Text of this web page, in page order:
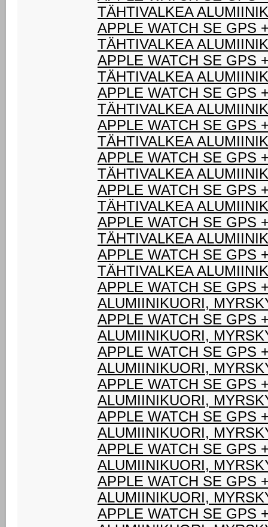
TÄHTIVALKEA
APPLE WATCH SE GPS
TÄHTIVALKEA
APPLE WATCH SE GPS
TÄHTIVALKEA
APPLE WATCH SE GPS
TÄHTIVALKEA
APPLE WATCH SE GPS
TÄHTIVALKEA
APPLE WATCH SE GPS
TÄHTIVALKEA
APPLE WATCH SE GPS
TÄHTIVALKEA
APPLE WATCH SE GPS
TÄHTIVALKEA
APPLE WATCH SE GPS
TÄHTIVALKEA
APPLE WATCH SE GPS
ALUMIINIKUORI,
APPLE WATCH SE GPS
ALUMIINIKUORI,
APPLE WATCH SE GPS
ALUMIINIKUORI,
APPLE WATCH SE GPS
ALUMIINIKUORI,
APPLE WATCH SE GPS
ALUMIINIKUORI,
APPLE WATCH SE GPS
ALUMIINIKUORI,
APPLE WATCH SE GPS
ALUMIINIKUORI,
APPLE WATCH SE GPS